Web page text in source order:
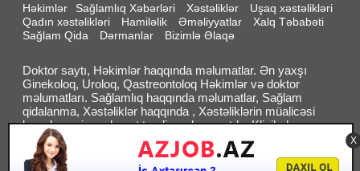
Həkimlər Sağlamlıq Xəbərləri Xəstəliklər
Uşaq xəstəlikləri
Qadın xəstəlikləri
Hamiləlik Əməliyyatlar
Xalq Təbabəti
Sağlam Qida
Dərmanlar Bizimlə Əlaqə
Doktor saytı, Həkimlər haqqında məlumatlar. Ən yaxşı
Ginekoloq, Uroloq, Qastreontoloq Həkimlər və doktor
məlumatları. Sağlamlıq haqqında məlumatlar, Sağlam
qidalanma, Xəstəliklər haqqında , Xəstəliklərin müalicəsi
barədə geniş məlumat təqdim edən saytdır. Klinikalar ,
Həkimlər bölməsində sizə lazım olan həkimləri axtarıb tapa
bilərsiz. an: 0
Bizimlə əlaqə
X